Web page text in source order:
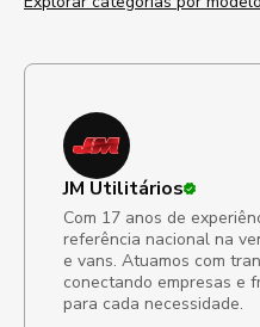
JM Utilitários
Com 17 anos de
referência nacional na
e vans. Atuamos com
conectando empresas e
para cada necessidade.